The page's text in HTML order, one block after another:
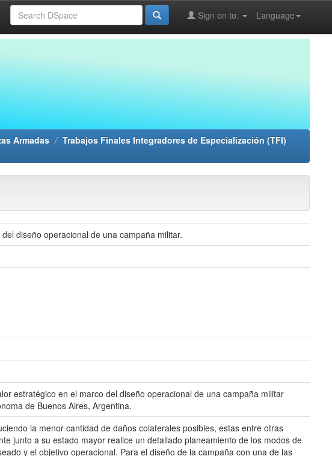
Language
Sign on to:
Armadas
Trabajos Finales Integradores de Especialización (TFI)
diseño operacional de una campaña militar.
estratégico en el marco del diseño operacional de una campaña militar
de Buenos Aires, Argentina.
la menor cantidad de daños colaterales posibles, estas entre otras
junto a su estado mayor realice un detallado planeamiento de los modos de
y el objetivo operacional. Para el diseño de la campaña con una de las